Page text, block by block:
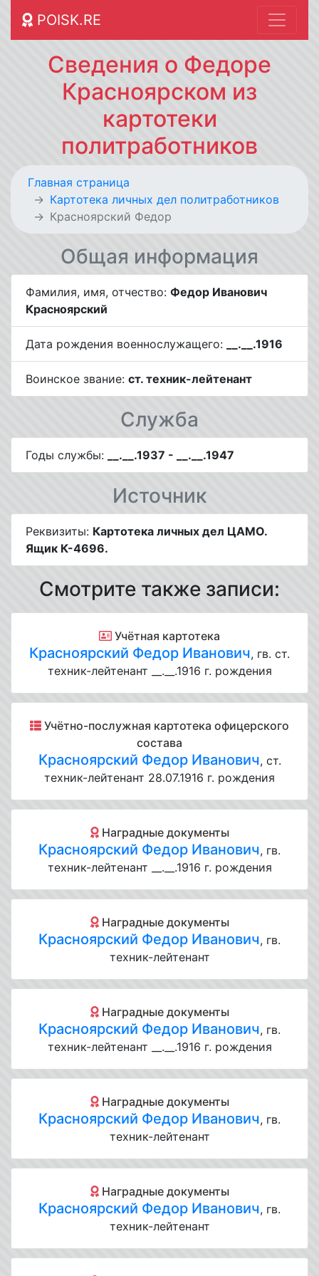
POISK.RE
Сведения о Федоре
Красноярском из
картотеки
политработников
Главная страница
Картотека личных дел политработников
Красноярский Федор
Общая информация
Фамилия, имя, отчество: Федор Иванович
Красноярский
Дата рождения военнослужащего: __.__.1916
Воинское звание: ст. техник-лейтенант
Служба
Годы службы: __.__.1937 - __.__.1947
Источник
Реквизиты: Картотека личных дел ЦАМО.
Ящик К-4696.
Смотрите также записи:
Учётная картотека
Красноярский Федор Иванович, гв. ст.
техник-лейтенант __.__.1916 г. рождения
Учётно-послужная картотека офицерского
состава
Красноярский Федор Иванович, ст.
техник-лейтенант 28.07.1916 г. рождения
Наградные документы
Красноярский Федор Иванович, гв.
техник-лейтенант __.__.1916 г. рождения
Наградные документы
Красноярский Федор Иванович, гв.
техник-лейтенант
Наградные документы
Красноярский Федор Иванович, гв.
техник-лейтенант __.__.1916 г. рождения
Наградные документы
Красноярский Федор Иванович, гв.
техник-лейтенант
Наградные документы
Красноярский Федор Иванович, гв.
техник-лейтенант